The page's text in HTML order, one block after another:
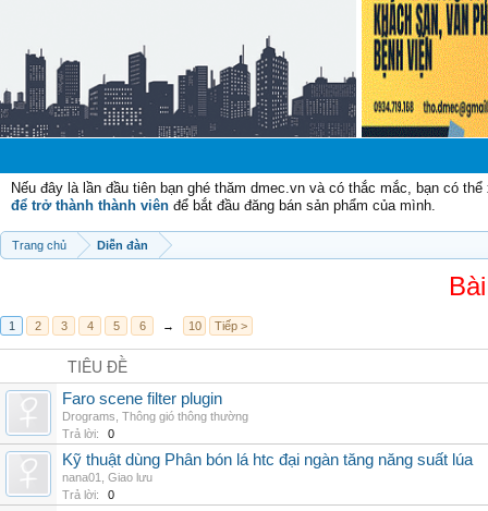
Nếu đây là lần đầu tiên bạn ghé thăm dmec.vn và có thắc mắc, bạn có
để trở thành thành viên để bắt đầu đăng bán sản phẩm của mình.
Trang chủ Diễn đàn
1 2 3 4 5 6 → 10 Tiếp >
TIÊU ĐỀ
Faro scene filter plugin
Drograms Thông gió thông thường
Trả lời:
0
Kỹ thuật dùng Phân bón lá htc đại ngàn tăng năng suất lúa
nana01
Giao lưu
Trả lời:
0